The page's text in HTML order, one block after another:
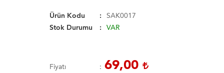
Ürün Kodu
SAK0017
Stok Durumu
VAR
Fiyatı 69,00